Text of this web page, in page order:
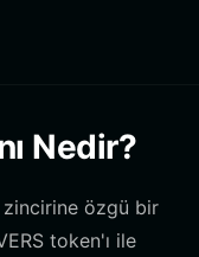
Nedir?
zincirine özgü bir
token'ı ile